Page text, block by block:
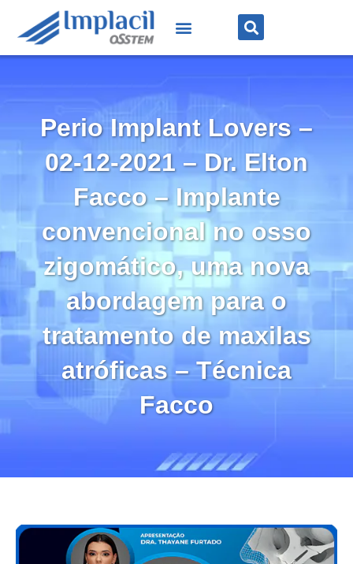
Perio Implant Lovers –
02-12-2021 – Dr. Elton
Facco – Implante
convencional no osso
zigomático, uma nova
abordagem para o
tratamento de maxilas
atróficas – Técnica
Facco